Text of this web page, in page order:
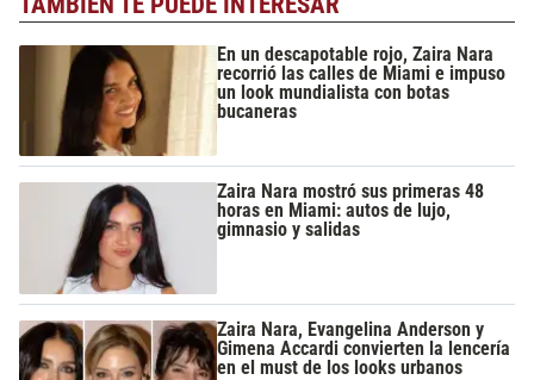
En un descapotable rojo, Zaira Nara
recorrió las calles de Miami e impuso
un look mundialista con botas
bucaneras
Zaira Nara mostró sus primeras 48
horas en Miami: autos de lujo,
gimnasio y salidas
Zaira Nara, Evangelina Anderson y
Gimena Accardi convierten la lencería
en el must de los looks urbanos